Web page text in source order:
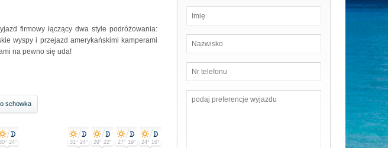
firmowy łączący dwa style podróżowania:
wyspy i przejazd amerykańskimi kamperami
na pewno się uda!
schowka
24° 31° 24° 29° 22° 27° 19° 24° 16°